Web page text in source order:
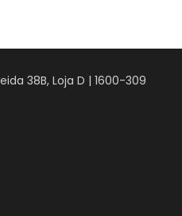
38B, Loja D | 1600-309